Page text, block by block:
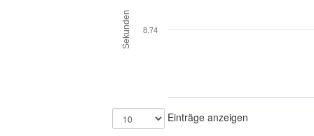
Sekunden 8.74
Einträge anzeigen